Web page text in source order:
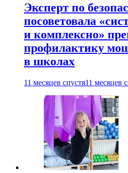
Эксперт по
посоветовала
и комплексно»
профилактику
в школах
11 месяцев спустя11 месяцев